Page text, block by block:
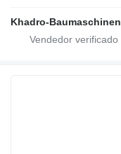
Khadro-Baumaschinen